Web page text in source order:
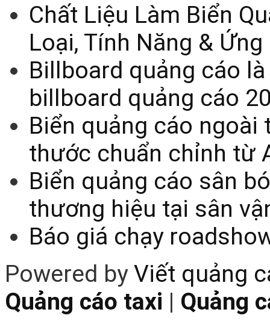
Chất Liệu Làm Biển
Loại, Tính Năng &
Billboard quảng cáo
billboard quảng cáo
Biển quảng cáo
thước chuẩn chỉnh từ
Biển quảng cáo sân
thương hiệu tại sân
Báo giá chạy
Powered byViết quảng
Quảng cáo taxi | Quảng